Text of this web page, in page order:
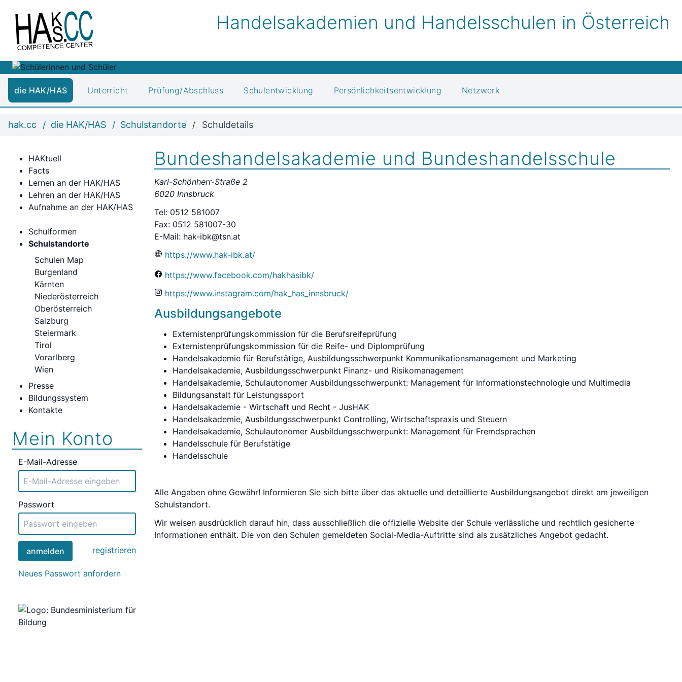
COMPETENCE CENTER
Handelsakademien und Handelsschulen in Österreich
die HAK/HAS Unterricht Prüfung/Abschluss Schulentwicklung Persönlichkeitsentwicklung Netzwerk
hak.cc die HAK/HAS Schulstandorte Schuldetails
HAKtuell
Facts
Lernen an der HAK/HAS
Lehren an der HAK/HAS
Aufnahme an der HAK/HAS
Schulformen
Schulstandorte
Schulen Map
Burgenland
Kärnten
Niederösterreich
Oberösterreich
Salzburg
Steiermark
Tirol
Vorarlberg
Wien
Presse
Bildungssystem
Kontakte
Mein Konto
E-Mail-Adresse
Passwort
anmelden registrieren
Neues Passwort anfordern
Bundeshandelsakademie und Bundeshandelsschule
Karl-Schönherr-Straße 2
6020 Innsbruck
Tel: 0512 581007
Fax: 0512 581007-30
E-Mail: hak-ibk@tsn.at
https://www.hak-ibk.at/
https://www.facebook.com/hakhasibk/
https://www.instagram.com/hak_has_innsbruck/
Ausbildungsangebote
Externistenprüfungskommission für die Berufsreifeprüfung
Externistenprüfungskommission für die Reife- und Diplomprüfung
Handelsakademie für Berufstätige, Ausbildungsschwerpunkt Kommunikationsmanagement und Marketing
Handelsakademie, Ausbildungsschwerpunkt Finanz- und Risikomanagement
Handelsakademie, Schulautonomer Ausbildungsschwerpunkt: Management für Informationstechnologie und Multimedia
Bildungsanstalt für Leistungssport
Handelsakademie - Wirtschaft und Recht - JusHAK
Handelsakademie, Ausbildungsschwerpunkt Controlling, Wirtschaftspraxis und Steuern
Handelsakademie, Schulautonomer Ausbildungsschwerpunkt: Management für Fremdsprachen
Handelsschule für Berufstätige
Handelsschule
Alle Angaben ohne Gewähr! Informieren Sie sich bitte über das aktuelle und detaillierte Ausbildungsangebot direkt am jeweiligen
Schulstandort.
Wir weisen ausdrücklich darauf hin, dass ausschließlich die offizielle Website der Schule verlässliche und rechtlich gesicherte
Informationen enthält. Die von den Schulen gemeldeten Social-Media-Auftritte sind als zusätzliches Angebot gedacht.